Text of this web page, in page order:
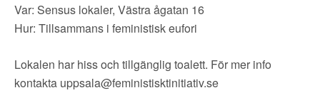
Var: Sensus lokaler, Västra ågatan 16
Hur: Tillsammans i feministisk eufori
Lokalen har hiss och tillgänglig toalett. För mer info
kontakta uppsala@feministisktinitiativ.se